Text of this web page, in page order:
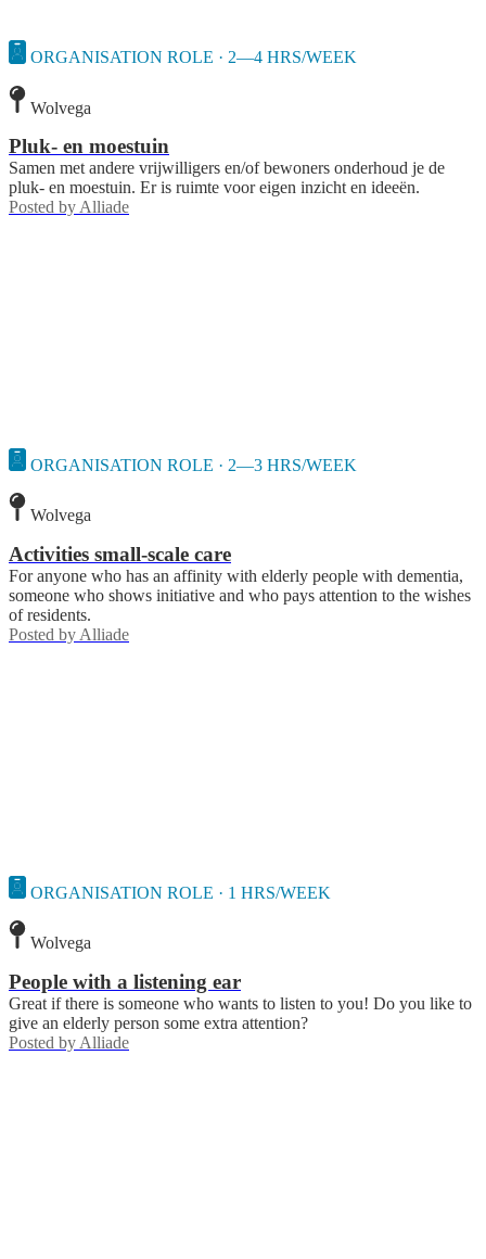
ORGANISATION ROLE · 2—4 HRS/WEEK
Wolvega
Pluk- en moestuin
Samen met andere vrijwilligers en/of bewoners onderhoud je de
pluk- en moestuin. Er is ruimte voor eigen inzicht en ideeën.
Posted by Alliade
ORGANISATION ROLE · 2—3 HRS/WEEK
Wolvega
Activities small-scale care
For anyone who has an affinity with elderly people with dementia,
someone who shows initiative and who pays attention to the wishes
of residents.
Posted by Alliade
ORGANISATION ROLE · 1 HRS/WEEK
Wolvega
People with a listening ear
Great if there is someone who wants to listen to you! Do you like to
give an elderly person some extra attention?
Posted by Alliade